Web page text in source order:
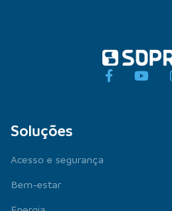
Soluções
Acesso e segurança
Bem-estar